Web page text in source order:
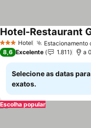
3 EstrelasHotel Estacionamento
Hotel-Restaurant
8,6 Excelente 1.811 a
Selecione as datas
exatos.
Escolha popular